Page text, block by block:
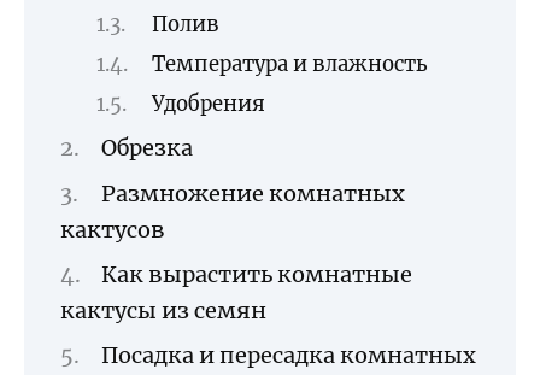
Полив
Температура и влажность
Удобрения
Обрезка
Размножение комнатных
кактусов
Как вырастить комнатные
кактусы из семян
Посадка и пересадка комнатных